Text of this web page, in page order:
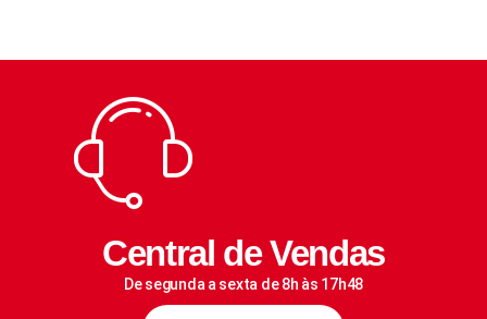
Central de Vendas
De segunda a sexta de 8h às 17h48